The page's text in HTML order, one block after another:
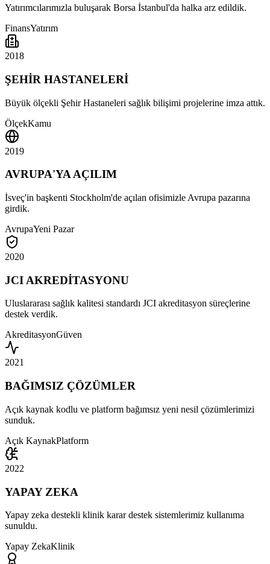
Yatırımcılarımızla buluşarak Borsa İstanbul'da halka arz edildik.
FinansYatırım
2018
ŞEHİR HASTANELERİ
Büyük ölçekli Şehir Hastaneleri sağlık bilişimi projelerine imza attık.
ÖlçekKamu
2019
AVRUPA'YA AÇILIM
İsveç'in başkenti Stockholm'de açılan ofisimizle Avrupa pazarına
girdik.
AvrupaYeni Pazar
2020
JCI AKREDİTASYONU
Uluslararası sağlık kalitesi standardı JCI akreditasyon süreçlerine
destek verdik.
AkreditasyonGüven
2021
BAĞIMSIZ ÇÖZÜMLER
Açık kaynak kodlu ve platform bağımsız yeni nesil çözümlerimizi
sunduk.
Açık KaynakPlatform
2022
YAPAY ZEKA
Yapay zeka destekli klinik karar destek sistemlerimiz kullanıma
sunuldu.
Yapay ZekaKlinik